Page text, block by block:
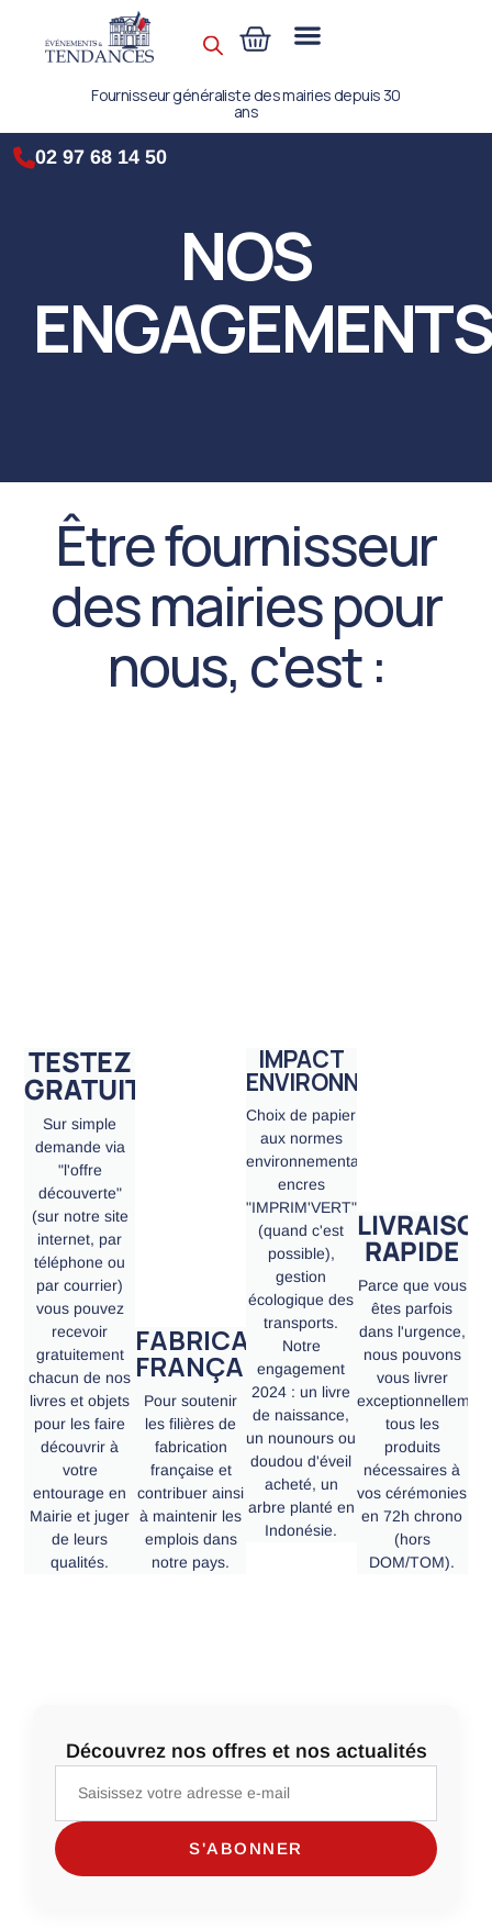
Fournisseur généraliste des mairies depuis 30
ans
02 97 68 14 50
NOS
ENGAGEMENTS
Être fournisseur
des mairies pour
nous, c'est :
TESTEZ
GRATUITEMENT
Sur simple
demande via
"l'offre
découverte"
(sur notre site
internet, par
téléphone ou
par courrier)
vous pouvez
recevoir
gratuitement
chacun de nos
livres et objets
pour les faire
découvrir à
votre
entourage en
Mairie et juger
de leurs
qualités.
FABRICATION
FRANÇAISE
Pour soutenir
les filières de
fabrication
française et
contribuer ainsi
à maintenir les
emplois dans
notre pays.
IMPACT
ENVIRONNEMENTAL
Choix de papier
aux normes
environnementales,
encres
"IMPRIM'VERT"
(quand c'est
possible),
gestion
écologique des
transports.
Notre
engagement
2024 : un livre
de naissance,
un nounours ou
doudou d'éveil
acheté, un
arbre planté en
Indonésie.
RAPIDE
Parce que vous
êtes parfois
dans l'urgence,
nous pouvons
vous livrer
exceptionnellement
tous les
produits
nécessaires à
vos cérémonies
en 72h chrono
(hors
DOM/TOM).
Découvrez nos offres et nos actualités